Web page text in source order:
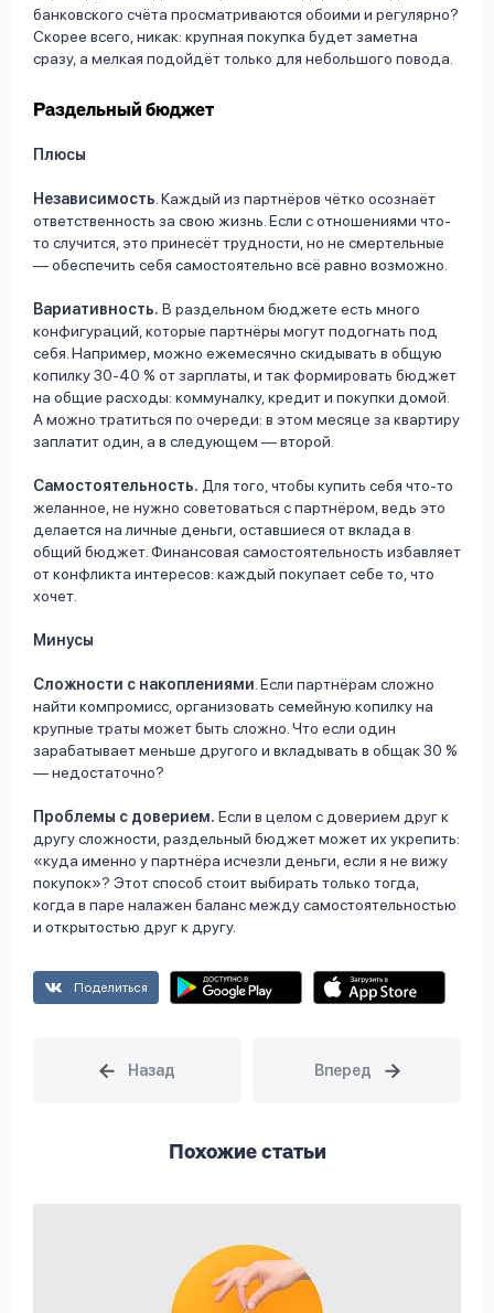
банковского счёта просматриваются обоими и регулярно?
Скорее всего, никак: крупная покупка будет заметна
сразу, а мелкая подойдёт только для небольшого повода.
Раздельный бюджет
Плюсы
Независимость. Каждый из партнёров чётко осознаёт
ответственность за свою жизнь. Если с отношениями что-
то случится, это принесёт трудности, но не смертельные
— обеспечить себя самостоятельно всё равно возможно.
Вариативность. В раздельном бюджете есть много
конфигураций, которые партнёры могут подогнать под
себя. Например, можно ежемесячно скидывать в общую
копилку 30-40 % от зарплаты, и так формировать бюджет
на общие расходы: коммуналку, кредит и покупки домой.
А можно тратиться по очереди: в этом месяце за квартиру
заплатит один, а в следующем — второй.
Самостоятельность. Для того, чтобы купить себя что-то
желанное, не нужно советоваться с партнёром, ведь это
делается на личные деньги, оставшиеся от вклада в
общий бюджет. Финансовая самостоятельность избавляет
от конфликта интересов: каждый покупает себе то, что
хочет.
Минусы
Сложности с накоплениями. Если партнёрам сложно
найти компромисс, организовать семейную копилку на
крупные траты может быть сложно. Что если один
зарабатывает меньше другого и вкладывать в общак 30 %
— недостаточно?
Проблемы с доверием. Если в целом с доверием друг к
другу сложности, раздельный бюджет может их укрепить:
«куда именно у партнёра исчезли деньги, если я не вижу
покупок»? Этот способ стоит выбирать только тогда,
когда в паре налажен баланс между самостоятельностью
и открытостью друг к другу.
Поделиться
Похожие статьи